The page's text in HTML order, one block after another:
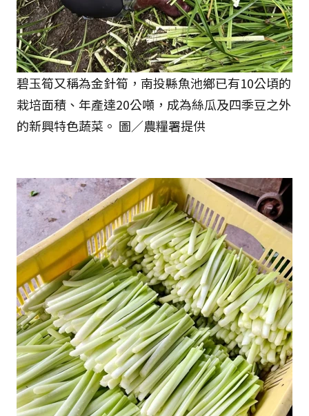
碧玉筍又稱為金針筍，南投縣魚池鄉已有10公頃的
栽培面積、年產達20公噸，成為絲瓜及四季豆之外
的新興特色蔬菜。 圖／農糧署提供